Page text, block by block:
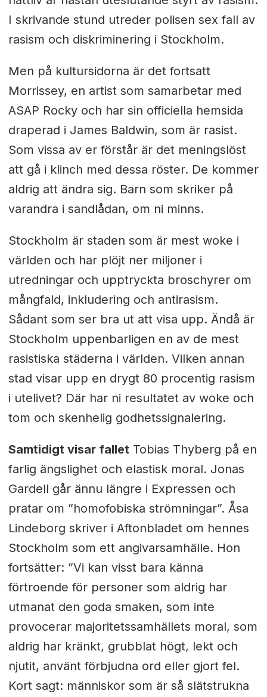
I skrivande stund utreder polisen sex fall av
rasism och diskriminering i Stockholm.
Men på kultursidorna är det fortsatt
Morrissey, en artist som samarbetar med
ASAP Rocky och har sin officiella hemsida
draperad i James Baldwin, som är rasist.
Som vissa av er förstår är det meningslöst
att gå i klinch med dessa röster. De kommer
aldrig att ändra sig. Barn som skriker på
varandra i sandlådan, om ni minns.
Stockholm är staden som är mest woke i
världen och har plöjt ner miljoner i
utredningar och upptryckta broschyrer om
mångfald, inkludering och antirasism.
Sådant som ser bra ut att visa upp. Ändå är
Stockholm uppenbarligen en av de mest
rasistiska städerna i världen. Vilken annan
stad visar upp en drygt 80 procentig rasism
i utelivet? Där har ni resultatet av woke och
tom och skenhelig godhetssignalering.
Samtidigt visar falletTobias Thyberg på en
farlig ängslighet och elastisk moral. Jonas
Gardell går ännu längre i Expressen och
pratar om ”homofobiska strömningar”. Åsa
Lindeborg skriver i Aftonbladet om hennes
Stockholm som ett angivarsamhälle. Hon
fortsätter: ”Vi kan visst bara känna
förtroende för personer som aldrig har
utmanat den goda smaken, som inte
provocerar majoritetssamhällets moral, som
aldrig har kränkt, grubblat högt, lekt och
njutit, använt förbjudna ord eller gjort fel.
Kort sagt: människor som är så slätstrukna